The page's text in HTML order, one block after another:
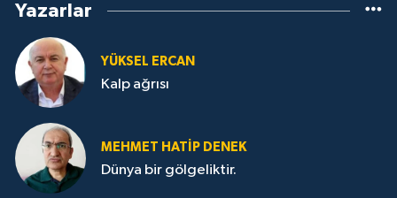
Yazarlar
YÜKSEL ERCAN
Kalp ağrısı
MEHMET HATİP DENEK
Dünya bir gölgeliktir.